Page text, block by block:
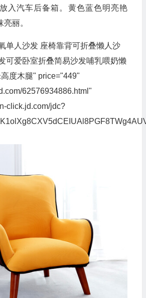
入汽车后备箱。黄色蓝色明亮艳
丽。
单人沙发 座椅靠背可折叠懒人沙
可爱卧室折叠简易沙发哺乳喂奶懒
度木腿" price="449"
62576934886.html"
click.jd.com/jdc?